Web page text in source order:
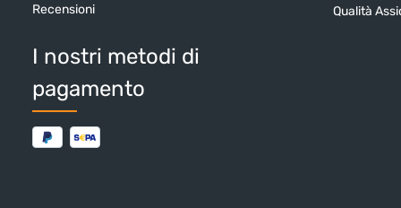
Recensioni
I nostri metodi di
pagamento
Qualità